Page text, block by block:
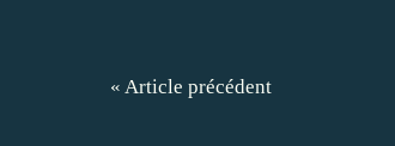
« Article précédent